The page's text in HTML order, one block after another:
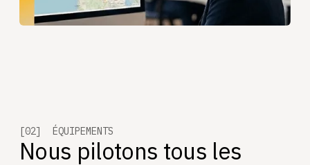
[02] ÉQUIPEMENTS
Nous pilotons tous les